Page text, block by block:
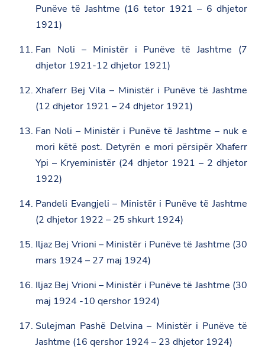
Punëve të Jashtme (16 tetor 1921 – 6 dhjetor
1921)
Fan Noli – Ministër i Punëve të Jashtme (7
dhjetor 1921-12 dhjetor 1921)
Xhaferr Bej Vila – Ministër i Punëve të Jashtme
(12 dhjetor 1921 – 24 dhjetor 1921)
Fan Noli – Ministër i Punëve të Jashtme – nuk e
mori këtë post. Detyrën e mori përsipër Xhaferr
Ypi – Kryeministër (24 dhjetor 1921 – 2 dhjetor
1922)
Pandeli Evangjeli – Ministër i Punëve të Jashtme
(2 dhjetor 1922 – 25 shkurt 1924)
Iljaz Bej Vrioni – Ministër i Punëve të Jashtme (30
mars 1924 – 27 maj 1924)
Iljaz Bej Vrioni – Ministër i Punëve të Jashtme (30
maj 1924 -10 qershor 1924)
Sulejman Pashë Delvina – Ministër i Punëve të
Jashtme (16 qershor 1924 – 23 dhjetor 1924)